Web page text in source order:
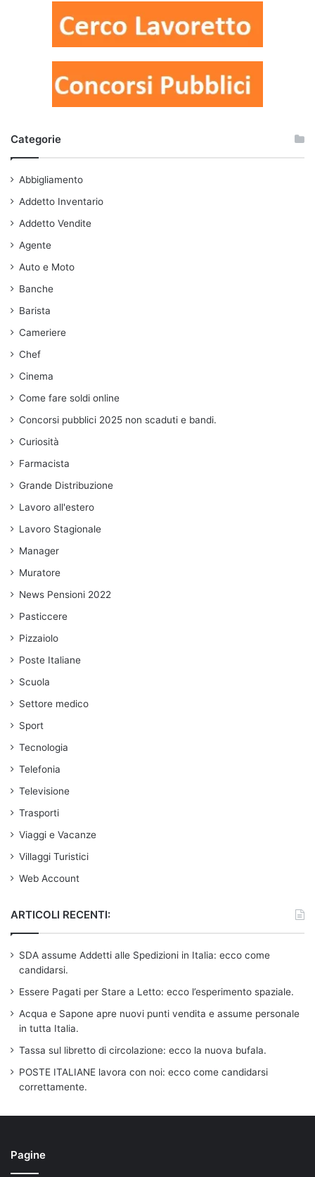
Categorie
Abbigliamento
Addetto Inventario
Addetto Vendite
Agente
Auto e Moto
Banche
Barista
Cameriere
Chef
Cinema
Come fare soldi online
Concorsi pubblici 2025 non scaduti e bandi.
Curiosità
Farmacista
Grande Distribuzione
Lavoro all'estero
Lavoro Stagionale
Manager
Muratore
News Pensioni 2022
Pasticcere
Pizzaiolo
Poste Italiane
Scuola
Settore medico
Sport
Tecnologia
Telefonia
Televisione
Trasporti
Viaggi e Vacanze
Villaggi Turistici
Web Account
ARTICOLI RECENTI:
SDA assume Addetti alle Spedizioni in Italia: ecco come
candidarsi.
Essere Pagati per Stare a Letto: ecco l’esperimento spaziale.
Acqua e Sapone apre nuovi punti vendita e assume personale
in tutta Italia.
Tassa sul libretto di circolazione: ecco la nuova bufala.
POSTE ITALIANE lavora con noi: ecco come candidarsi
correttamente.
Pagine